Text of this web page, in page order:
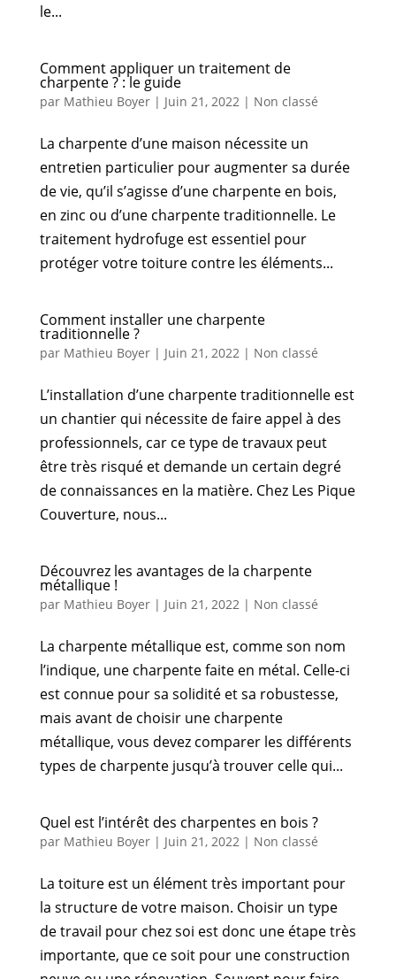
le...
Comment appliquer un traitement de
charpente ? : le guide
par Mathieu Boyer| Juin 21, 2022 | Non classé
La charpente d’une maison nécessite un
entretien particulier pour augmenter sa durée
de vie, qu’il s’agisse d’une charpente en bois,
en zinc ou d’une charpente traditionnelle. Le
traitement hydrofuge est essentiel pour
protéger votre toiture contre les éléments...
Comment installer une charpente
traditionnelle ?
par Mathieu Boyer| Juin 21, 2022 | Non classé
L’installation d’une charpente traditionnelle est
un chantier qui nécessite de faire appel à des
professionnels, car ce type de travaux peut
être très risqué et demande un certain degré
de connaissances en la matière. Chez Les Pique
Couverture, nous...
Découvrez les avantages de la charpente
métallique !
par Mathieu Boyer| Juin 21, 2022 | Non classé
La charpente métallique est, comme son nom
l’indique, une charpente faite en métal. Celle-ci
est connue pour sa solidité et sa robustesse,
mais avant de choisir une charpente
métallique, vous devez comparer les différents
types de charpente jusqu’à trouver celle qui...
Quel est l’intérêt des charpentes en bois ?
par Mathieu Boyer| Juin 21, 2022 | Non classé
La toiture est un élément très important pour
la structure de votre maison. Choisir un type
de travail pour chez soi est donc une étape très
importante, que ce soit pour une construction